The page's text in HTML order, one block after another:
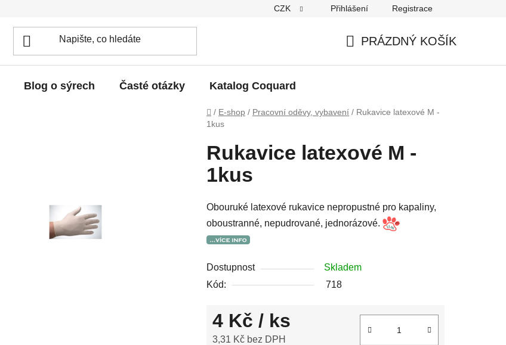
CZK Přihlášení Registrace
PRÁZDNÝ KOŠÍK
Blog o sýrech Časté otázky Katalog Coquard
Domů
/ E-shop / Pracovní oděvy, vybavení / Rukavice latexové M -
1kus
Rukavice latexové M -
1kus
Obouruké latexové rukavice nepropustné pro kapaliny,
oboustranné, nepudrované, jednorázové.
Dostupnost
Skladem
Kód:
718
4 Kč / ks
3,31 Kč bez DPH